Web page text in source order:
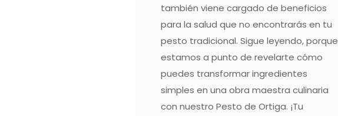
también viene cargado de beneficios
para la salud que no encontrarás en tu
pesto tradicional. Sigue leyendo, porque
estamos a punto de revelarte cómo
puedes transformar ingredientes
simples en una obra maestra culinaria
con nuestro Pesto de Ortiga. ¡Tu